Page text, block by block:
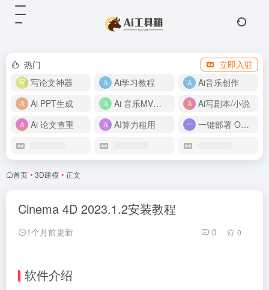
热门
立即入驻
写论文神器
Ai学习教程
Ai音乐创作
Ai PPT生成
Ai 音乐MV制作
Ai写剧本/小说
Ai 论文查重
AI算力租用 一键部署 OpenClaw
首页 • 3D建模 • 正文
Cinema 4D 2023.1.2安装教程
1个月前更新 0 0
软件介绍